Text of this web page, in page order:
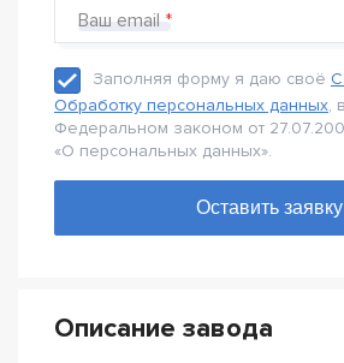
Ваш email
Заполняя форму я даю своё
Обработку персональных данных,
Федеральном законом от
«О персональных данных».
Описание завода